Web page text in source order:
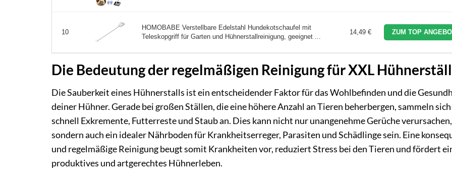
10
HOMOBABE Verstellbare Edelstahl Hundekotschaufel mit
Teleskopgriff für Garten und Hühnerstallreinigung, geeignet ...
14,49 € ZUM TOP
Die Bedeutung der regelmäßigen Reinigung für XXL
Die Sauberkeit eines Hühnerstalls ist ein entscheidender Faktor für das Wohlbefinden und die
deiner Hühner. Gerade bei großen Ställen, die eine höhere Anzahl an Tieren beherbergen, sammeln sich
schnell Exkremente, Futterreste und Staub an. Dies kann nicht nur unangenehme Gerüche verursachen,
sondern auch ein idealer Nährboden für Krankheitserreger, Parasiten und Schädlinge sein. Eine
und regelmäßige Reinigung beugt somit Krankheiten vor, reduziert Stress bei den Tieren und fördert
produktives und artgerechtes Hühnerleben.